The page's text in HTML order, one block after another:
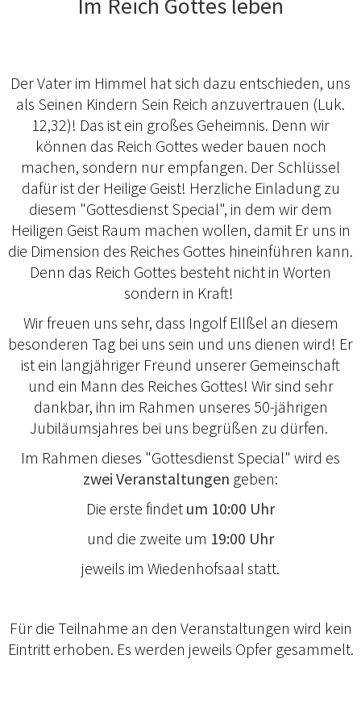
Der Vater im Himmel hat sich dazu entschieden, uns
als Seinen Kindern Sein Reich anzuvertrauen (Luk.
12,32)! Das ist ein großes Geheimnis. Denn wir
können das Reich Gottes weder bauen noch
machen, sondern nur empfangen. Der Schlüssel
dafür ist der Heilige Geist! Herzliche Einladung zu
diesem "Gottesdienst Special", in dem wir dem
Heiligen Geist Raum machen wollen, damit Er uns in
die Dimension des Reiches Gottes hineinführen kann.
Denn das Reich Gottes besteht nicht in Worten
sondern in Kraft!
Wir freuen uns sehr, dass Ingolf Ellßel an diesem
besonderen Tag bei uns sein und uns dienen wird! Er
ist ein langjähriger Freund unserer Gemeinschaft
und ein Mann des Reiches Gottes! Wir sind sehr
dankbar, ihn im Rahmen unseres 50-jährigen
Jubiläumsjahres bei uns begrüßen zu dürfen.
Im Rahmen dieses "Gottesdienst Special" wird es
zwei Veranstaltungen geben:
Die erste findet um 10:00 Uhr
und die zweite um 19:00 Uhr
jeweils im Wiedenhofsaal statt.
Für die Teilnahme an den Veranstaltungen wird kein
Eintritt erhoben. Es werden jeweils Opfer gesammelt.